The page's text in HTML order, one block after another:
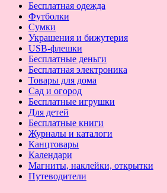
Бесплатная одежда
Футболки
Сумки
Украшения и бижутерия
USB-флешки
Бесплатные деньги
Бесплатная электроника
Товары для дома
Сад и огород
Бесплатные игрушки
Для детей
Бесплатные книги
Журналы и каталоги
Канцтовары
Календари
Магниты, наклейки, открытки
Путеводители